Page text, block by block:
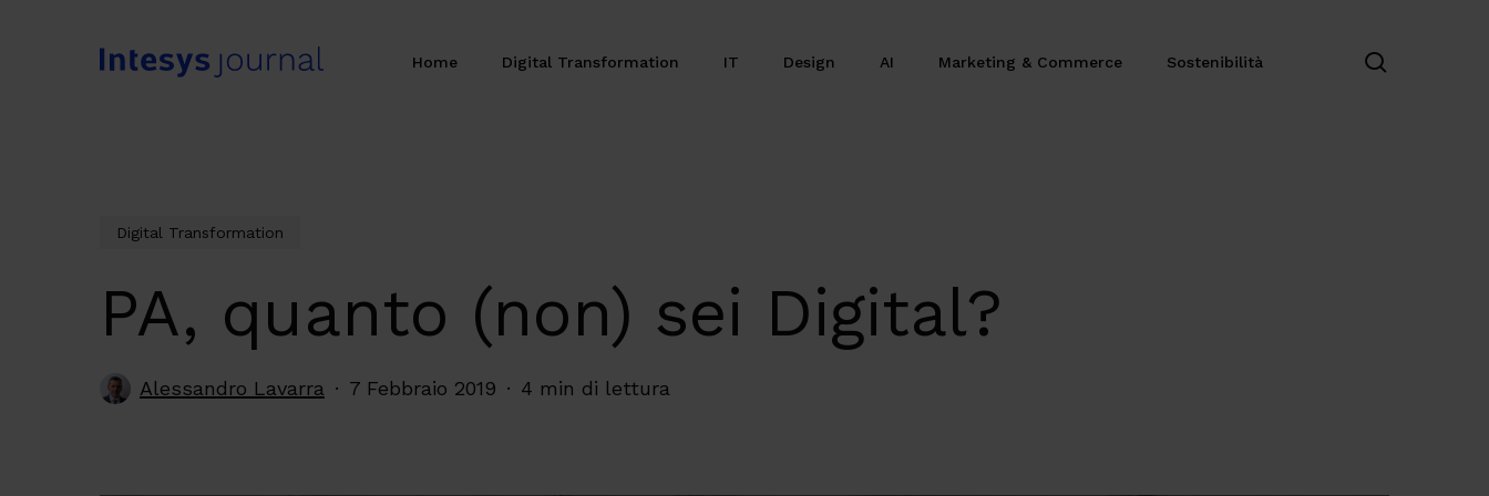
Home Digital Transformation IT Design AI Marketing & Commerce Sostenibilità
Digital Transformation
PA, quanto (non) sei Digital?
Alessandro Lavarra 7 Febbraio 2019 4 min di lettura